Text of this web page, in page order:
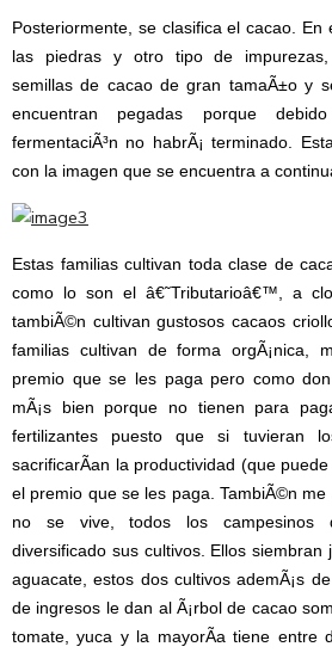
Posteriormente, se clasifica el cacao. En
las piedras y otro tipo de
semillas de cacao de gran tamaÃ±o y
encuentran pegadas porque
fermentaciÃ³n no habrÃ¡ terminado.
con la imagen que se encuentra a
Estas familias cultivan toda clase de
como lo son el â€˜Tributarioâ€™, a
tambiÃ©n cultivan gustosos cacaos
familias cultivan de forma orgÃ¡nica,
premio que se les paga pero como
mÃ¡s bien porque no tienen para
fertilizantes puesto que si tuvieran
sacrificarÃ­an la productividad (que
el premio que se les paga. TambiÃ©n
no se vive, todos los campesinos
diversificado sus cultivos. Ellos siembran
aguacate, estos dos cultivos ademÃ¡s
de ingresos le dan al Ã¡rbol de cacao
tomate, yuca y la mayorÃ­a tiene entre